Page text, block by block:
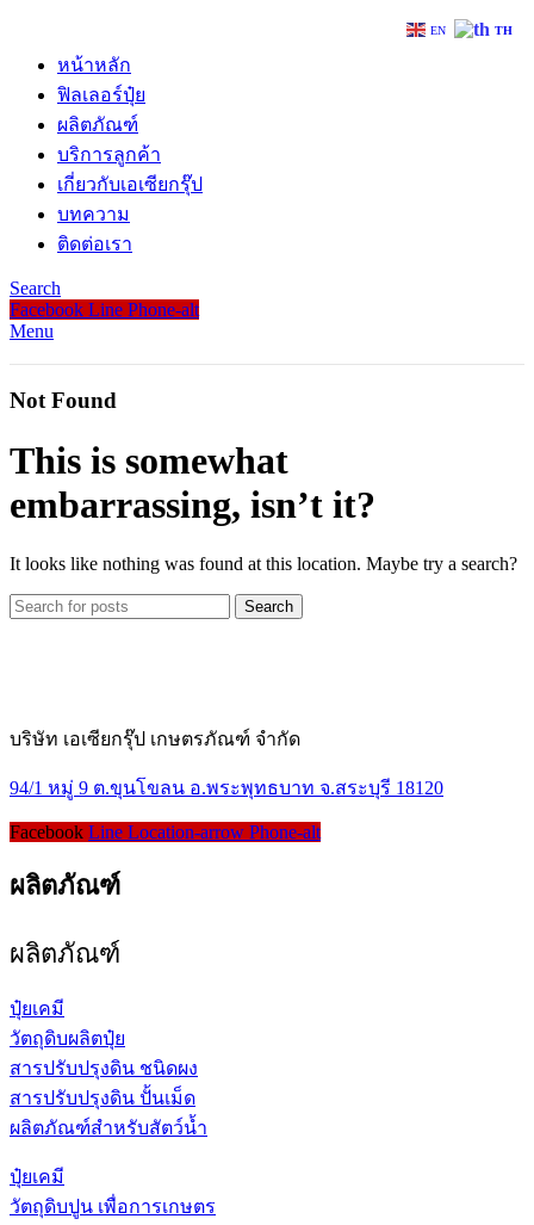
หน้าหลัก
ฟิลเลอร์ปุ๋ย
ผลิตภัณฑ์
บริการลูกค้า
เกี่ยวกับเอเซียกรุ๊ป
บทความ
ติดต่อเรา
Search
Facebook Line Phone-alt
Menu
Not Found
This is somewhat
embarrassing, isn’t it?
It looks like nothing was found at this location. Maybe try a search?
Search
บริษัท เอเซียกรุ๊ป เกษตรภัณฑ์ จำกัด
94/1 หมู่ 9 ต.ขุนโขลน อ.พระพุทธบาท จ.สระบุรี 18120
Facebook Line Location-arrow Phone-alt
ผลิตภัณฑ์
ผลิตภัณฑ์
ปุ๋ยเคมี
วัตถุดิบผลิตปุ๋ย
สารปรับปรุงดิน ชนิดผง
สารปรับปรุงดิน ปั้นเม็ด
ผลิตภัณฑ์สำหรับสัตว์น้ำ
ปุ๋ยเคมี
วัตถุดิบปูน เพื่อการเกษตร
EN TH